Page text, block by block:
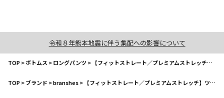
令和８年熊本地震に伴う集配への影響について
TOP>ボトムス >ロングパンツ > 【フィットストレート／プレミアムストレッチ】ツイルパンツ
TOP>ブランド >branshes> 【フィットストレート／プレミアムストレッチ】ツイルパンツ